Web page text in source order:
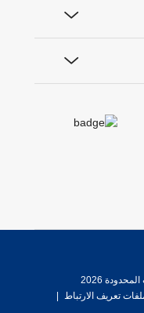
2026
تعريف الارتباط